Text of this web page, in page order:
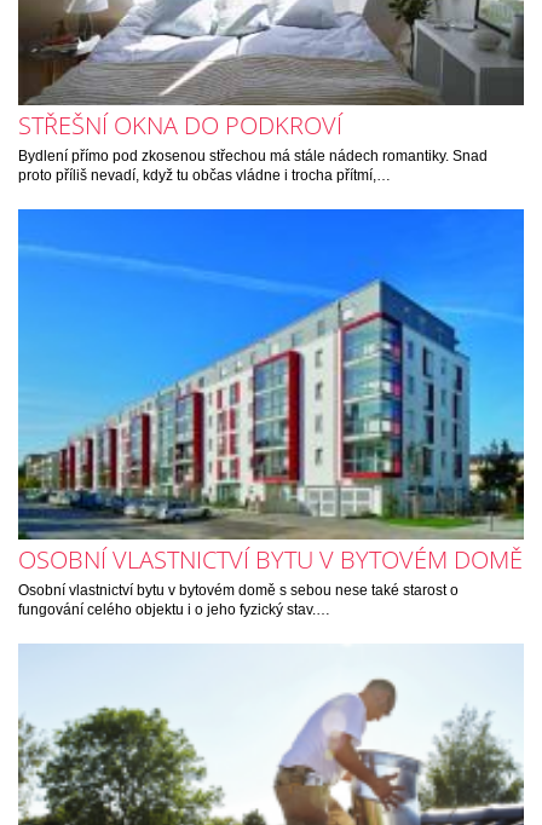
STŘEŠNÍ OKNA DO PODKROVÍ
Bydlení přímo pod zkosenou střechou má stále nádech romantiky. Snad
proto příliš nevadí, když tu občas vládne i trocha přítmí,…
OSOBNÍ VLASTNICTVÍ BYTU V BYTOVÉM DOMĚ
Osobní vlastnictví bytu v bytovém domě s sebou nese také starost o
fungování celého objektu i o jeho fyzický stav.…